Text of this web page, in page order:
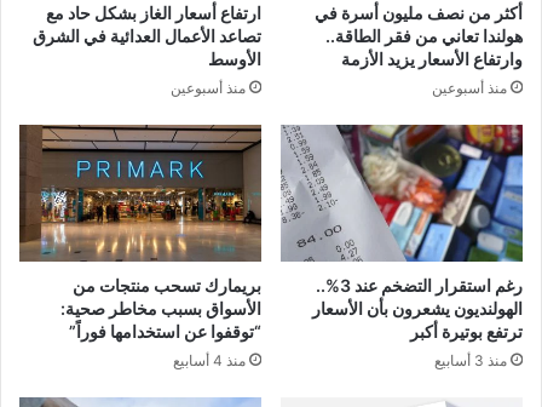
أكثر من نصف مليون أسرة في
هولندا تعاني من فقر الطاقة..
وارتفاع الأسعار يزيد الأزمة
منذ أسبوعين
ارتفاع أسعار الغاز بشكل حاد مع
تصاعد الأعمال العدائية في الشرق
الأوسط
منذ أسبوعين
رغم استقرار التضخم عند 3%..
الهولنديون يشعرون بأن الأسعار
ترتفع بوتيرة أكبر
منذ 3 أسابيع
بريمارك تسحب منتجات من
الأسواق بسبب مخاطر صحية:
“توقفوا عن استخدامها فوراً”
منذ 4 أسابيع